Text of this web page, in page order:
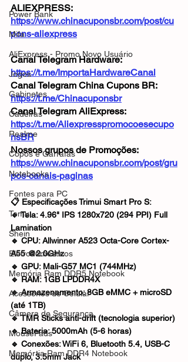
Power Bank
Mifa
AliExpress - Promo Novo Usuário
Jogos
Gabinetes
Cadeiras
Realme
Copos e Garrafas
Notebooks
Fontes para PC
Temu
Shein
Eletrodomésticos
Memória Ram DDR5 Notebook
Acessórios de Celular
Câmera de Segurança
MousePads
Memórtia Ram DDR4 Notebook
ALIEXPRESS:
https://www.chinacuponsbr.com/post/cu
pons-aliexpress
Canal Telegram Hardware:
https://t.me/ImportaHardwareCanal
Canal Telegram China Cupons BR:
https://t.me/Chinacuponsbr
Canal Telegram AliExpress:
https://t.me/Aliexpresspromocoesecupo
nsBR
Nossos grupos de Promoções:
https://www.chinacuponsbr.com/post/gru
pos-canais-paginas
📋 Especificações Trimui Smart Pro S:
🔹 Tela: 4.96" IPS 1280x720 (294 PPI) Full
Lamination
🔹 CPU: Allwinner A523 Octa-Core Cortex-
A55 @2.0GHz
🔹 GPU: Mali-G57 MC1 (744MHz)
🔹 RAM: 1GB LPDDR4X
🔹 Armazenamento: 8GB eMMC + microSD
(até 1TB)
🔹 TMR Sticks anti-drift (tecnologia superior)
🔹 Bateria: 5000mAh (5-6 horas)
🔹 Conexões: WiFi 6, Bluetooth 5.4, USB-C
duplo, 3.5mm Jack